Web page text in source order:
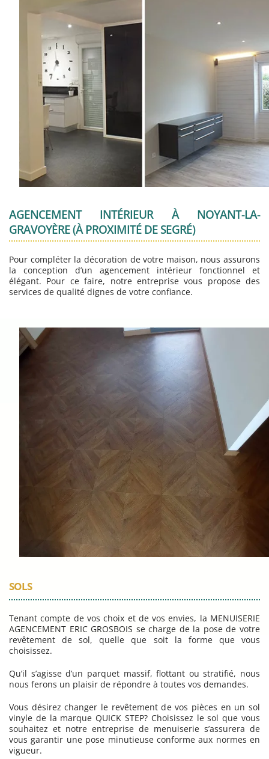
AGENCEMENT INTÉRIEUR À NOYANT-LA-
GRAVOYÈRE (À PROXIMITÉ DE SEGRÉ)
Pour compléter la décoration de votre maison, nous assurons
la conception d’un agencement intérieur fonctionnel et
élégant. Pour ce faire, notre entreprise vous propose des
services de qualité dignes de votre confiance.
SOLS
Tenant compte de vos choix et de vos envies, la MENUISERIE
AGENCEMENT ERIC GROSBOIS se charge de la pose de votre
revêtement de sol, quelle que soit la forme que vous
choisissez.
Qu’il s’agisse d’un parquet massif, flottant ou stratifié, nous
nous ferons un plaisir de répondre à toutes vos demandes.
Vous désirez changer le revêtement de vos pièces en un sol
vinyle de la marque QUICK STEP? Choisissez le sol que vous
souhaitez et notre entreprise de menuiserie s’assurera de
vous garantir une pose minutieuse conforme aux normes en
vigueur.